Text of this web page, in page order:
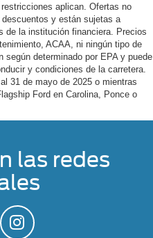
aplican. Ofertas no
y están sujetas a
de la institución financiera. Precios
ACAA, ni ningún tipo de
según determinado por EPA y puede
y condiciones de la carretera.
31 de mayo de 2025 o mientras
Ford en Carolina, Ponce o
las redes